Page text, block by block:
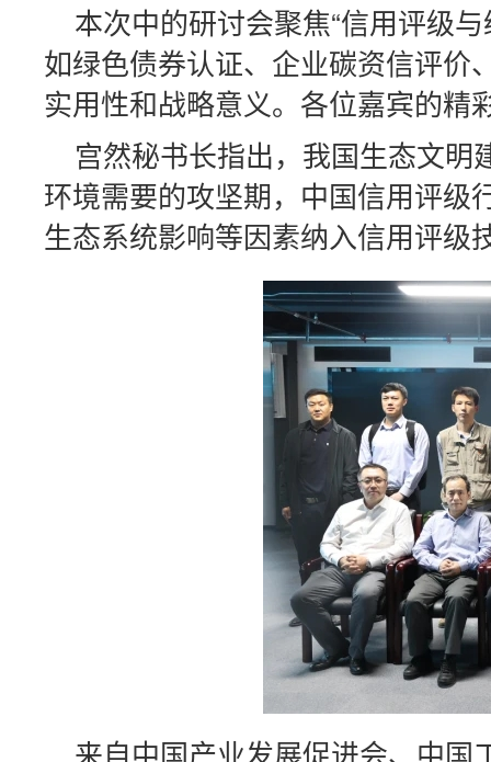
本次中的研讨会聚焦“信用评级
如绿色债券认证、企业碳资信评价
实用性和战略意义。各位嘉宾的精
宫然秘书长指出，我国生态文明
环境需要的攻坚期，中国信用评级
生态系统影响等因素纳入信用评级
来自中国产业发展促进会、中国